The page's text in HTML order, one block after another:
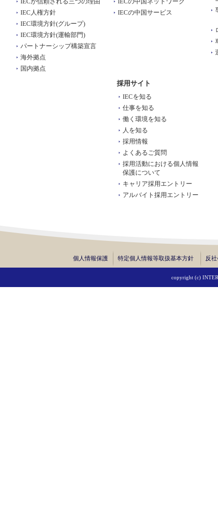
IEC人権方針
IEC環境方針(グループ)
IEC環境方針(運輸部門)
パートナーシップ構築宣言
海外拠点
国内拠点
IECの中国サービス
採用サイト
IECを知る
仕事を知る
働く環境を知る
人を知る
採用情報
よくあるご質問
採用活動における個人情報
保護について
キャリア採用エントリー
アルバイト採用エントリー
個人情報保護 特定個人情報等取扱基本方針 反
copyright (c)